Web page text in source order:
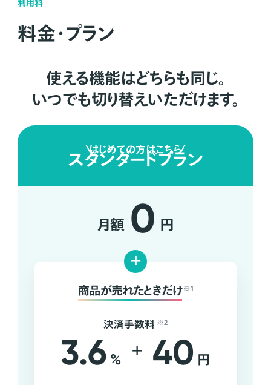
利用料
料金・プラン
使える機能はどちらも同じ。
いつでも切り替えいただけます。
はじめての方はこちら
スタンダードプラン
月額 0 円
+
商品が売れたときだけ ※1
決済手数料 ※2
3.6 % + 40 円